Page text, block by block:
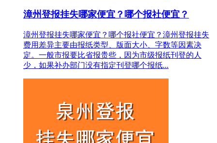
漳州登报挂失哪家便宜？哪个报社便宜？
漳州登报挂失哪家便宜？哪个报社便宜？漳州登报挂失
费用差异主要由报纸类型、版面大小、字数等因素决
定。一般市报要比省报贵些，因为市级报纸刊登的人
少，如果补办部门没有指定刊登哪个报纸...